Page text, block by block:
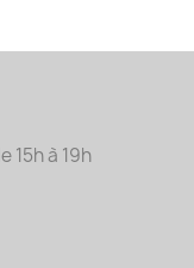
15h à 19h